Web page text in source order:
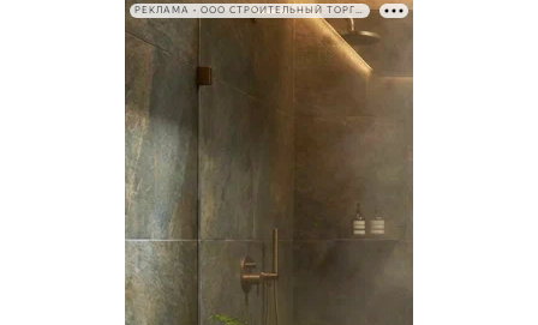
РЕКЛАМА • ООО СТРОИТЕЛЬНЫЙ ТОРГОВЫЙ ДОМ «ПЕТРОВИЧ». ИНН: 7802348846